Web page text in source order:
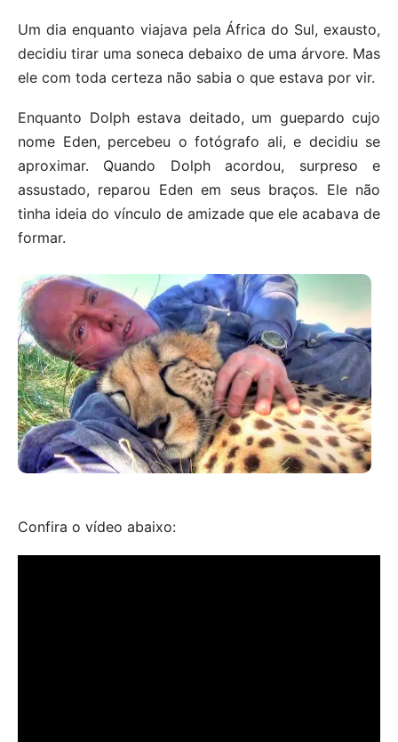
Um dia enquanto viajava pela África do Sul, exausto,
decidiu tirar uma soneca debaixo de uma árvore. Mas
ele com toda certeza não sabia o que estava por vir.
Enquanto Dolph estava deitado, um guepardo cujo
nome Eden, percebeu o fotógrafo ali, e decidiu se
aproximar. Quando Dolph acordou, surpreso e
assustado, reparou Eden em seus braços. Ele não
tinha ideia do vínculo de amizade que ele acabava de
formar.
Confira o vídeo abaixo: